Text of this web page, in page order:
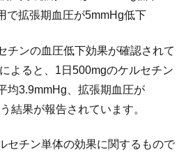
で拡張期血圧が5mmHg低下
チンの血圧低下効果が確認されて
よると、1日500mgのケルセチン
均3.9mmHg、拡張期血圧が
結果が報告されています。
セチン単体の効果に関するもので